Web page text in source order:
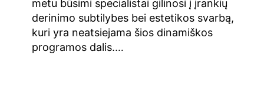
metu būsimi specialistai gilinosi į įrankių
derinimo subtilybes bei estetikos svarbą,
kuri yra neatsiejama šios dinamiškos
programos dalis.…